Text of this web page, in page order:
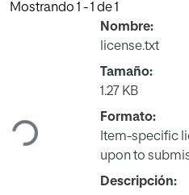
Mostrando 1 - 1 de 1
Cargando...
Nombre:
license.txt
Tamaño:
1.27 KB
Formato:
Item-specific
upon to
Descripción: